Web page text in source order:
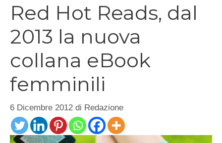
Red Hot Reads, dal
2013 la nuova
collana eBook
femminili
6 Dicembre 2012 di Redazione